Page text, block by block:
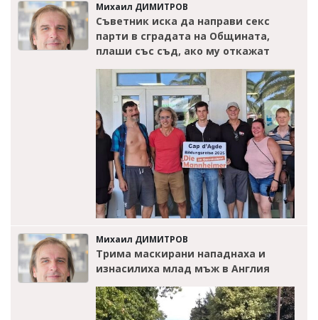
Михаил ДИМИТРОВ
Съветник иска да направи секс
парти в сградата на Общината,
плаши със съд, ако му откажат
Михаил ДИМИТРОВ
Трима маскирани нападнаха и
изнасилиха млад мъж в Англия